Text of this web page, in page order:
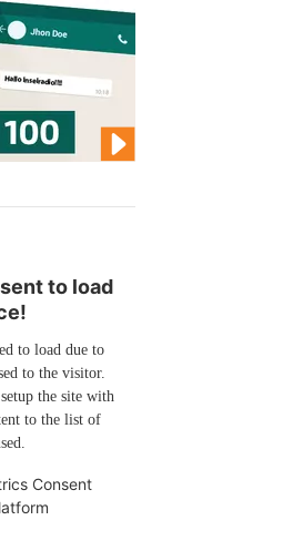
to load
to load due to
to the visitor.
the site with
to the list of
Consent